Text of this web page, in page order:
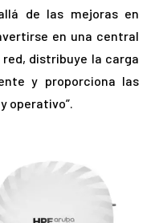
de las mejoras en
en una central
distribuye la carga
y proporciona las
operativo”.